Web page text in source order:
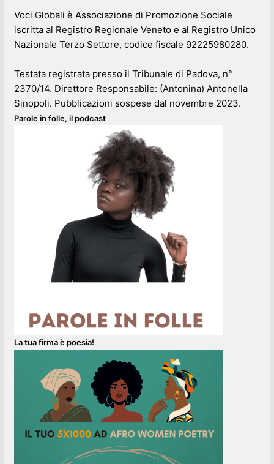
Voci Globali è Associazione di Promozione Sociale
iscritta al Registro Regionale Veneto e al Registro Unico
Nazionale Terzo Settore, codice fiscale 92225980280.
Testata registrata presso il Tribunale di Padova, n°
2370/14. Direttore Responsabile: (Antonina) Antonella
Sinopoli. Pubblicazioni sospese dal novembre 2023.
Parole in folle, il podcast
La tua firma è poesia!